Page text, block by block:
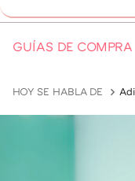
GUÍAS DE COMPRA
HOY SE HABLA DE